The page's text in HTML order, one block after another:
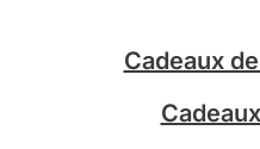
r
a
m
Cadeaux